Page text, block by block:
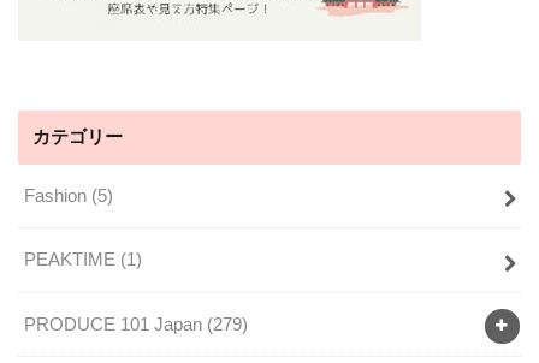
カテゴリー
Fashion (5)
PEAKTIME (1)
PRODUCE 101 Japan (279)